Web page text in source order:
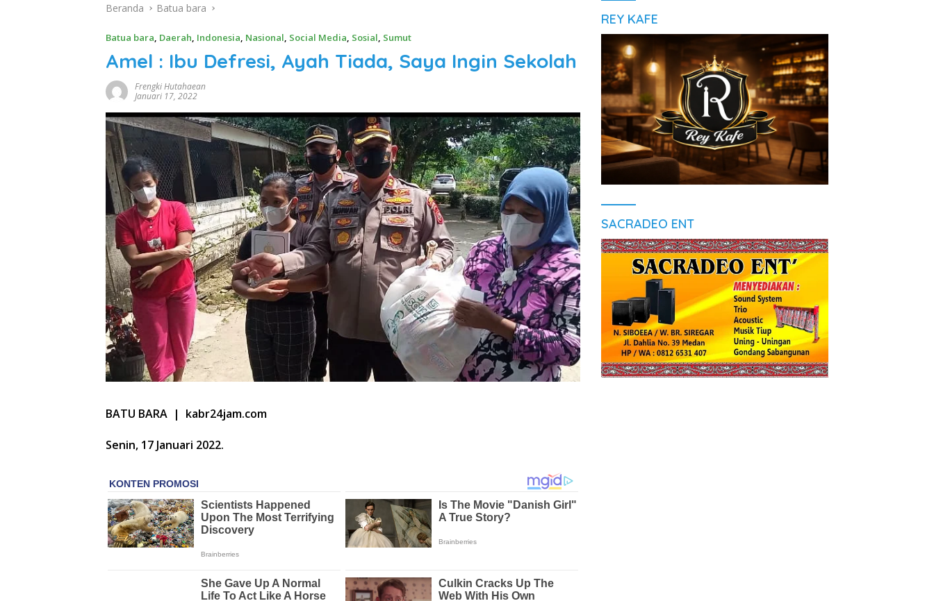
Beranda Batua bara
Batua bara, Daerah, Indonesia, Nasional, Social Media, Sosial, Sumut
Amel : Ibu Defresi, Ayah Tiada, Saya Ingin Sekolah
Frengki Hutahaean
Januari 17, 2022
BATU BARA | kabr24jam.com
Senin, 17 Januari 2022.
REY KAFE
SACRADEO ENT